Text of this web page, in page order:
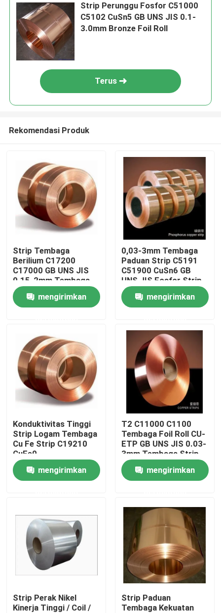
Produk
Tentang kami
Tur Pabrik
Kontrol kualitas
Hubungi kami
Berita
Permintaan Penawaran
Kuningan pengecoran perunggu
Meteran Air Kuningan
Strip Perunggu Fosfor C51000
C5102 CuSn5 GB UNS JIS 0.1-
3.0mm Bronze Foil Roll
Terus
Rekomendasi Produk
Strip Tembaga
Berilium C17200
C17000 GB UNS JIS
0.15-2mm Tembaga
Foil Lembaran Roll
mengirimkan
0,03-3mm Tembaga
Paduan Strip C5191
C51900 CuSn6 GB
UNS JIS Fosfor Strip
Tembaga Coil
mengirimkan
Konduktivitas Tinggi
Strip Logam Tembaga
Cu Fe Strip C19210
CuFe0
mengirimkan
T2 C11000 C1100
Tembaga Foil Roll CU-
ETP GB UNS JIS 0.03-
3mm Tembaga Strip
mengirimkan
Strip Perak Nikel
Kinerja Tinggi / Coil /
Strip Paduan
Tembaga Kekuatan